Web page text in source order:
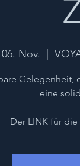
Nov.
Gelegenheit,
eine
Der LINK für